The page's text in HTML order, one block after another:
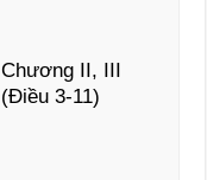
Chương II, III
(Điều 3-11)